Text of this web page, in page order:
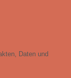
Daten und